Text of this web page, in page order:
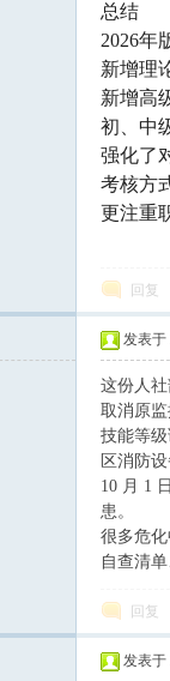
总结
2026年
新增理
新增高
初、中
强化了
考核方
更注重
回复
发表于
这份人
取消原
技能等
区消防设
10 月 1
患。
很多危
自查清
回复
发表于